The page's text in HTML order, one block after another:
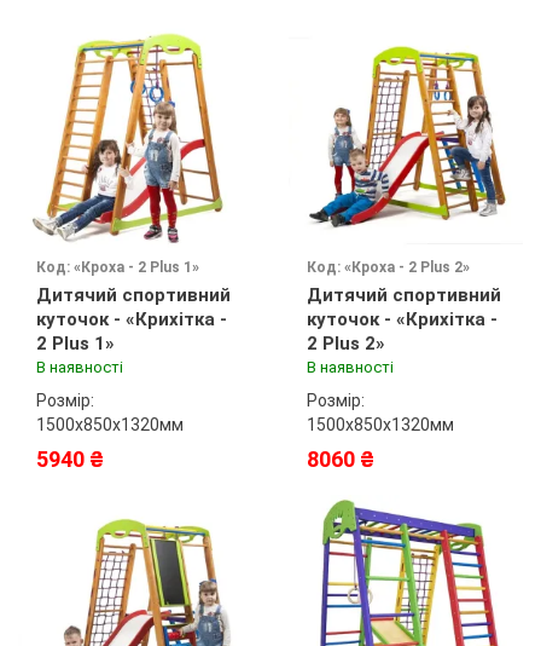
Код: «Кроха - 2 Plus 1»
Дитячий спортивний
куточок - «Крихітка -
2 Plus 1»
В наявності
Розмір:
1500х850х1320мм
5940 ₴
Код: «Кроха - 2 Plus 2»
Дитячий спортивний
куточок - «Крихітка -
2 Plus 2»
В наявності
Розмір:
1500х850х1320мм
8060 ₴